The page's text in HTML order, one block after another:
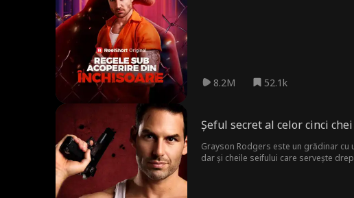
8.2M 52.1k
Șeful secret al celor cinci chei
Grayson Rodgers este un grădinar cu
dar și cheile seifului care servește